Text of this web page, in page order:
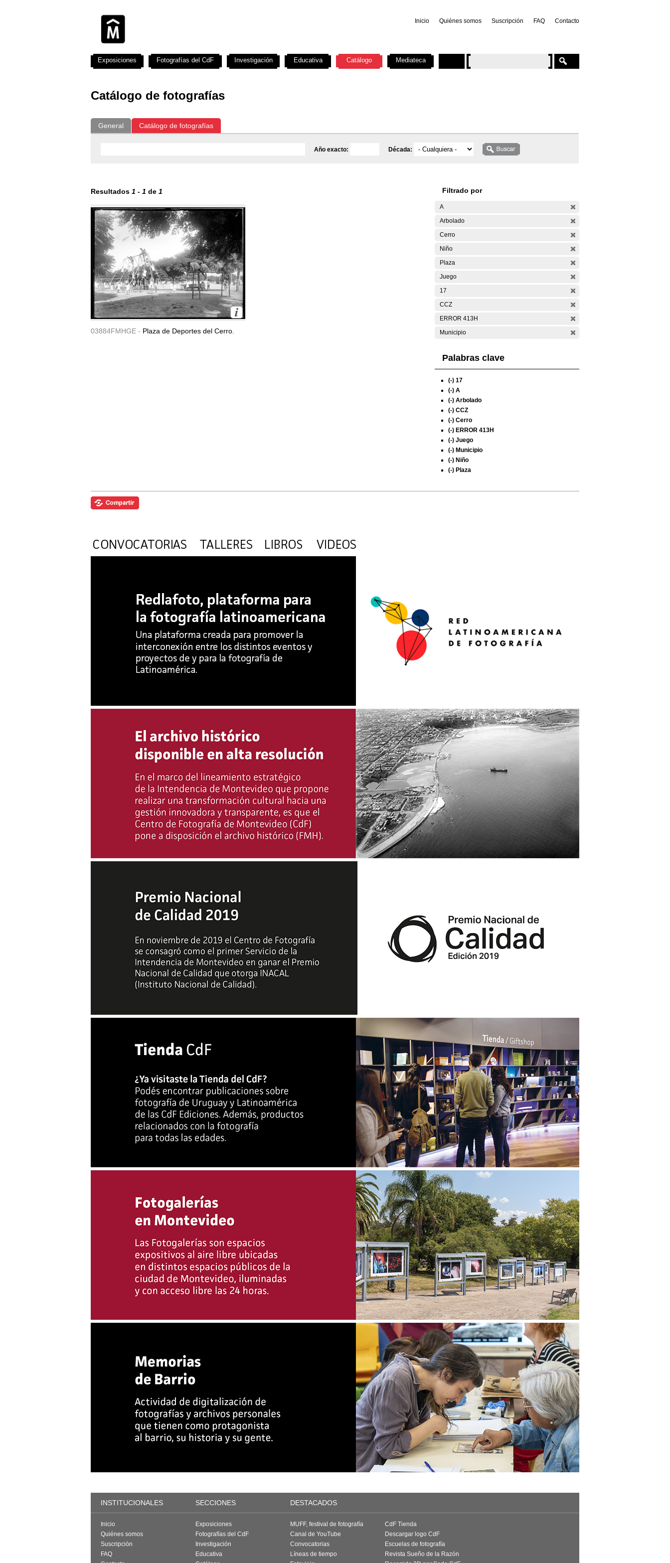
Inicio Quiénes somos Suscripción FAQ Contacto
Catálogo de fotografías
General Catálogo de fotografías
Año exacto: Década:
Resultados 1 - 1 de 1
03884FMHGE - Plaza de Deportes del Cerro.
Filtrado por
A
Arbolado
Cerro
Niño
Plaza
Juego
17
CCZ
ERROR 413H
Municipio
Palabras clave
(-) 17
(-) A
(-) Arbolado
(-) CCZ
(-) Cerro
(-) ERROR 413H
(-) Juego
(-) Municipio
(-) Niño
(-) Plaza
Exposiciones Fotografías del CdF Investigación Educativa Catálogo Mediateca
INSTITUCIONALES SECCIONES DESTACADOS
Inicio
Quiénes somos
Suscripción
FAQ
Exposiciones
Fotografías del CdF
Investigación
Educativa
MUFF, festival de fotografía
Canal de YouTube
Convocatorias
Líneas de tiempo
CdF Tienda
Descargar logo CdF
Escuelas de fotografía
Revista Sueño de la Razón